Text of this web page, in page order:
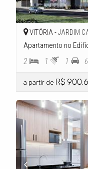
VITÓRIA -JARDIM
2 1 1
a partir de R$